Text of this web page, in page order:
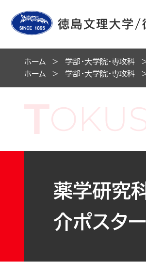
ホーム 学部・大学院・専攻科
ホーム
学部・大学院・専攻科
薬学研究
介ポスタ